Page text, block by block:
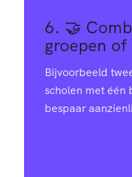
6. 🤝
groepen of
Bijvoorbeeld
scholen met één
bespaar